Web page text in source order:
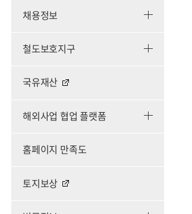
채용정보
철도보호지구
국유재산
해외사업 협업 플랫폼
홈페이지 만족도
토지보상